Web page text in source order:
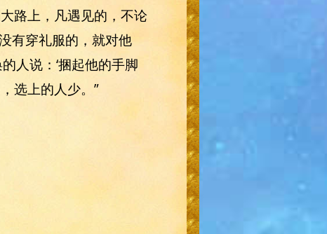
路上，凡遇见的，不论
有穿礼服的，就对他
人说：‘捆起他的手脚
选上的人少。”